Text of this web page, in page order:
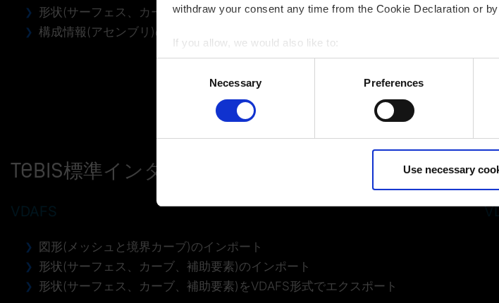
withdraw your consent any time from the Cookie Declaration or
If you allow, we would also like to:
Collect information about your geographical location
Identify your device by actively scanning it for specific
Find out more about how your personal data is processed and
Disclaimer of liability
Necessary Preferences
Use necessary
形状(サーフェス、カーブ、補助要素)のインポート
構成情報(アセンブリ)のインポート
Tebis標準インターフェース
VDAFS
図形(メッシュと境界カーブ)のインポート
形状(サーフェス、カーブ、補助要素)のインポート
形状(サーフェス、カーブ、補助要素)をVDAFS形式でエクスポート